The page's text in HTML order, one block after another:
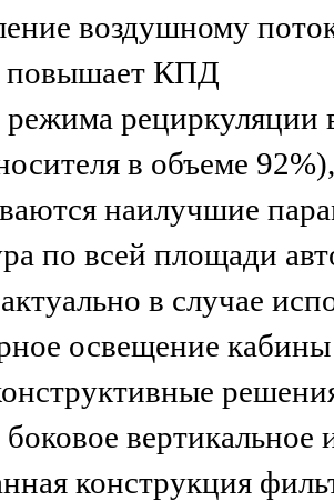
воздушному
повышает КПД
рециркуляции
в объеме
наилучшие
по всей площади
в случае
освещение
боковое
конструкция